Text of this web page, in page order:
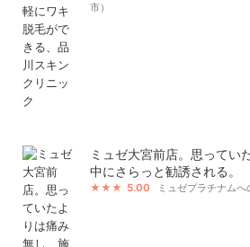
市）
ミュゼ大宮前店。思ってい
中にさらっと勧誘される。
5.00 ミュゼプラチナムへ